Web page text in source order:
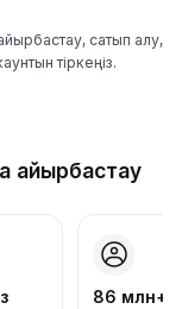
сатып алу,
тіркеңіз.
айырбастау
86 млн+